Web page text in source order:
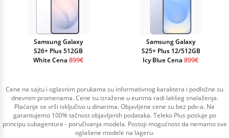
Samsung Galaxy
S26+ Plus 512GB
White Cena 899€
Samsung Galaxy
S25+ Plus 12/512GB
Icy Blue Cena 899€
Cene na sajtu i oglasnim porukama su informativnog karaktera i podložne su
dnevnim promenama. Cene su izražene u eurima radi lakšeg snalaženja.
Plaćanje se vrši isključivo u dinarima. Objavljene cene su bez pdv-a. Ne
garantujemo 100% tačnost objavljenih podataka. Teleko Plus posluje po
principu subagenture - poručivanja modela. Postoji mogućnost da nemamo sve
oglašene modele na lageru.